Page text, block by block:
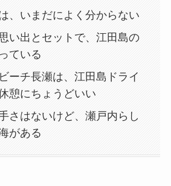
、いまだによく分からない
い出とセットで、江田島の
ている
ーチ長瀬は、江田島ドライ
憩にちょうどいい
さはないけど、瀬戸内らし
がある